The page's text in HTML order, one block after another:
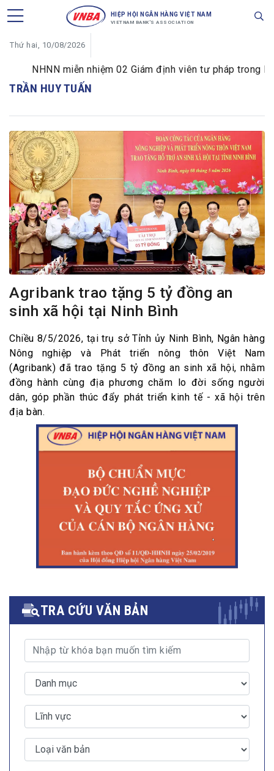
HIỆP HỘI NGÂN HÀNG VIỆT NAM
VIETNAM BANK'S ASSOCIATION
Thứ hai, 10/08/2026
NHNN miễn nhiệm 02 Giám định viên tư pháp trong
TRẦN HUY TUẤN
Agribank trao tặng 5 tỷ đồng an
sinh xã hội tại Ninh Bình
Chiều 8/5/2026, tại trụ sở Tỉnh ủy Ninh Bình, Ngân hàng
Nông nghiệp và Phát triển nông thôn Việt Nam
(Agribank) đã trao tặng 5 tỷ đồng an sinh xã hội, nhằm
đồng hành cùng địa phương chăm lo đời sống người
dân, góp phần thúc đẩy phát triển kinh tế - xã hội trên
địa bàn.
TRA CỨU VĂN BẢN